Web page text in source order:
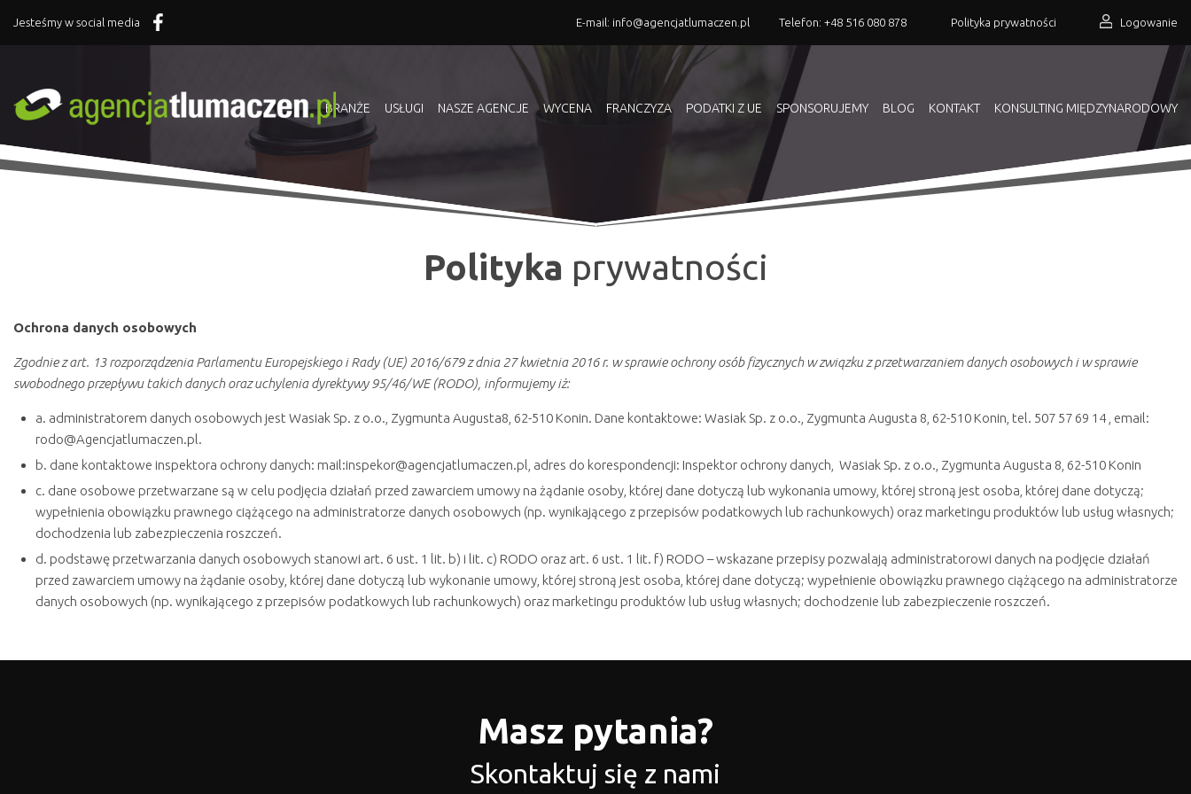
Jesteśmy w social media
BRANŻE USŁUGI NASZE AGENCJE WYCENA FRANCZYZA PODATKI Z UE SPONSORUJEMY BLOG KONTAKT KONSULTING MIĘDZYNARODOWY
Logowanie
Polityka prywatności
E-mail: info@agencjatlumaczen.pl Telefon: +48 516 080 878
Polityka prywatności
Ochrona danych osobowych
Zgodnie z art. 13 rozporządzenia Parlamentu Europejskiego i Rady (UE) 2016/679 z dnia 27 kwietnia 2016 r. w sprawie ochrony osób fizycznych w związku z przetwarzaniem danych osobowych i w sprawie
swobodnego przepływu takich danych oraz uchylenia dyrektywy 95/46/WE (RODO), informujemy iż:
a. administratorem danych osobowych jest Wasiak Sp. z o.o., Zygmunta Augusta8, 62-510 Konin. Dane kontaktowe: Wasiak Sp. z o.o., Zygmunta Augusta 8, 62-510 Konin, tel. 507 57 69 14 , email:
rodo@Agencjatlumaczen.pl.
b. dane kontaktowe inspektora ochrony danych: mail:inspekor@agencjatlumaczen.pl, adres do korespondencji: Inspektor ochrony danych, Wasiak Sp. z o.o., Zygmunta Augusta 8, 62-510 Konin
c. dane osobowe przetwarzane są w celu podjęcia działań przed zawarciem umowy na żądanie osoby, której dane dotyczą lub wykonania umowy, której stroną jest osoba, której dane dotyczą;
wypełnienia obowiązku prawnego ciążącego na administratorze danych osobowych (np. wynikającego z przepisów podatkowych lub rachunkowych) oraz marketingu produktów lub usług własnych;
dochodzenia lub zabezpieczenia roszczeń.
d. podstawę przetwarzania danych osobowych stanowi art. 6 ust. 1 lit. b) i lit. c) RODO oraz art. 6 ust. 1 lit. f) RODO – wskazane przepisy pozwalają administratorowi danych na podjęcie działań
przed zawarciem umowy na żądanie osoby, której dane dotyczą lub wykonanie umowy, której stroną jest osoba, której dane dotyczą; wypełnienie obowiązku prawnego ciążącego na administratorze
danych osobowych (np. wynikającego z przepisów podatkowych lub rachunkowych) oraz marketingu produktów lub usług własnych; dochodzenie lub zabezpieczenie roszczeń.
Masz pytania?
Skontaktuj się z nami